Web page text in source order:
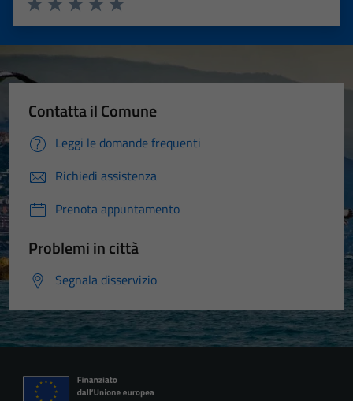
Valuta 5 stelle su 5
Valuta 4 stelle su 5
Valuta 3 stelle su 5
Valuta 2 stelle su 5
Valuta 1 stelle su 5
Contatta il Comune
Leggi le domande frequenti
Richiedi assistenza
Prenota appuntamento
Problemi in città
Segnala disservizio